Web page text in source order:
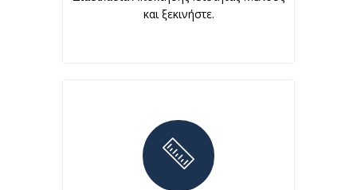
και ξεκινήστε.